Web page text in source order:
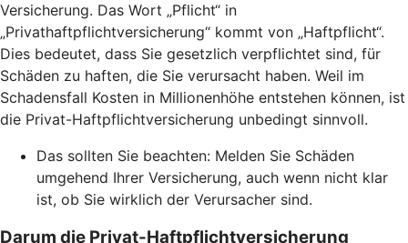
Versicherung. Das Wort „Pflicht“ in
„Privathaftpflichtversicherung“ kommt von „Haftpflicht“.
Dies bedeutet, dass Sie gesetzlich verpflichtet sind, für
Schäden zu haften, die Sie verursacht haben. Weil im
Schadensfall Kosten in Millionenhöhe entstehen können, ist
die Privat-Haftpflichtversicherung unbedingt sinnvoll.
Das sollten Sie beachten: Melden Sie Schäden
umgehend Ihrer Versicherung, auch wenn nicht klar
ist, ob Sie wirklich der Verursacher sind.
Darum die Privat-Haftpflichtversicherung